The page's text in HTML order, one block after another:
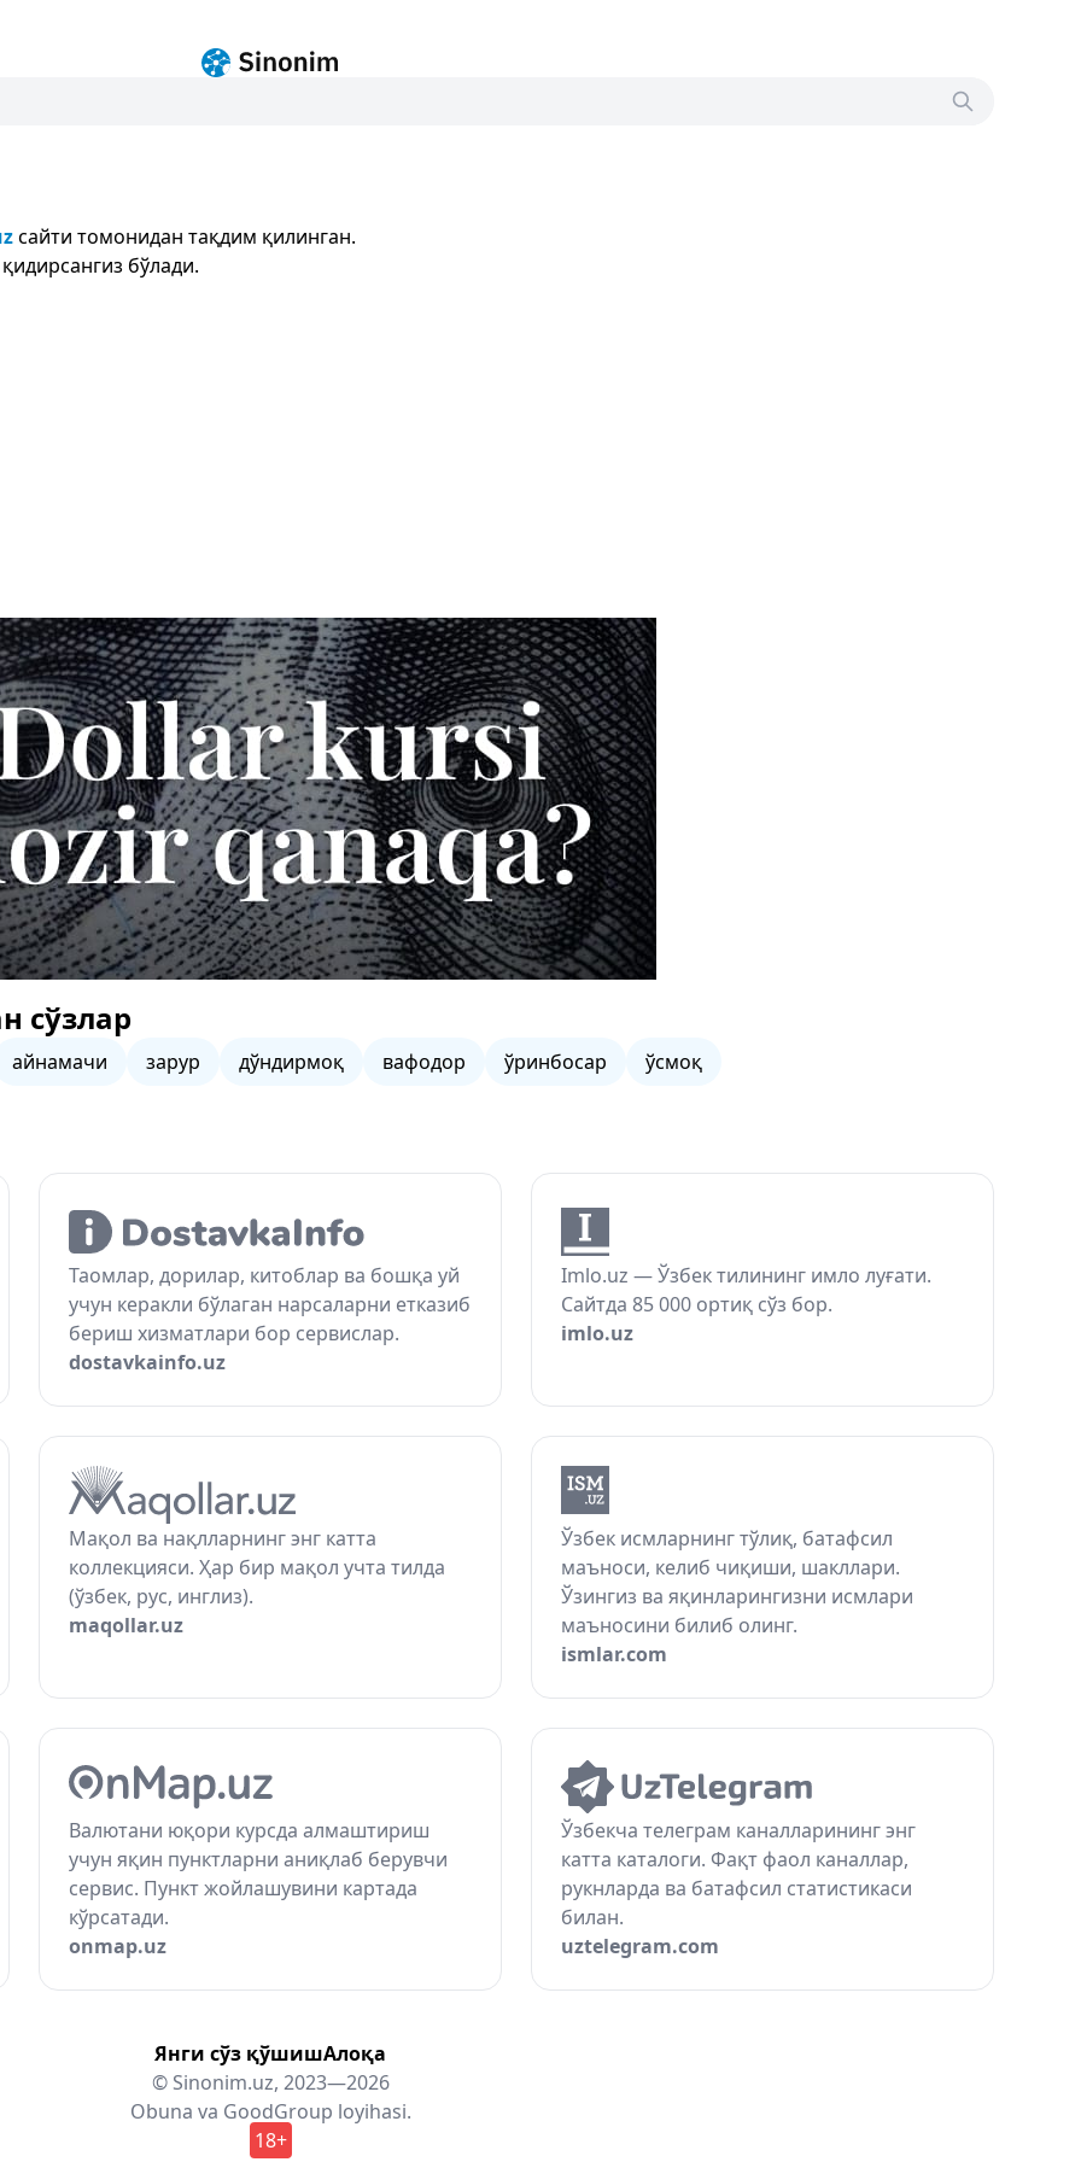
сайти томонидан тақдим қилинган.
бўлади.
сўзлар
айнамачи зарур дўндирмоқ вафодор ўринбосар ўсмоқ
Таомлар, дорилар, китоблар ва бошқа уй
учун керакли бўлаган нарсаларни етказиб
бериш хизматлари бор сервислар.
dostavkainfo.uz
Imlo.uz — Ўзбек тилининг имло луғати.
Сайтда 85 000 ортиқ сўз бор.
imlo.uz
Мақол ва нақлларнинг энг катта
коллекцияси. Ҳар бир мақол учта тилда
(ўзбек, рус, инглиз).
maqollar.uz
Ўзбек исмларнинг тўлиқ, батафсил
маъноси, келиб чиқиши, шакллари.
Ўзингиз ва яқинларингизни исмлари
маъносини билиб олинг.
ismlar.com
Валютани юқори курсда алмаштириш
учун яқин пунктларни аниқлаб берувчи
сервис. Пункт жойлашувини картада
кўрсатади.
onmap.uz
Ўзбекча телеграм каналларининг энг
катта каталоги. Фақт фаол каналлар,
рукнларда ва батафсил статистикаси
билан.
uztelegram.com
Янги сўз қўшишАлоқа
© Sinonim.uz, 2023—2026
Obuna va GoodGroup loyihasi.
18+